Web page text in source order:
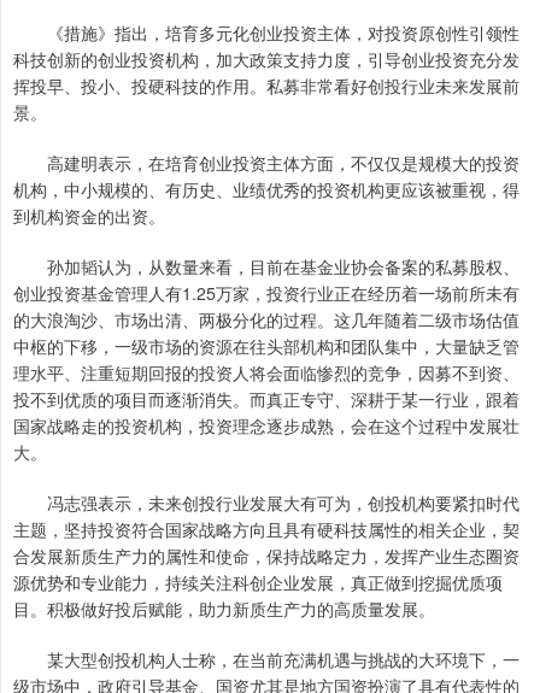
《措施》指出，培育多元化创业投资主体，对投资原创性引领性
科技创新的创业投资机构，加大政策支持力度，引导创业投资充分发
挥投早、投小、投硬科技的作用。私募非常看好创投行业未来发展前
景。
高建明表示，在培育创业投资主体方面，不仅仅是规模大的投资
机构，中小规模的、有历史、业绩优秀的投资机构更应该被重视，得
到机构资金的出资。
孙加韬认为，从数量来看，目前在基金业协会备案的私募股权、
创业投资基金管理人有1.25万家，投资行业正在经历着一场前所未有
的大浪淘沙、市场出清、两极分化的过程。这几年随着二级市场估值
中枢的下移，一级市场的资源在往头部机构和团队集中，大量缺乏管
理水平、注重短期回报的投资人将会面临惨烈的竞争，因募不到资、
投不到优质的项目而逐渐消失。而真正专守、深耕于某一行业，跟着
国家战略走的投资机构，投资理念逐步成熟，会在这个过程中发展壮
大。
冯志强表示，未来创投行业发展大有可为，创投机构要紧扣时代
主题，坚持投资符合国家战略方向且具有硬科技属性的相关企业，契
合发展新质生产力的属性和使命，保持战略定力，发挥产业生态圈资
源优势和专业能力，持续关注科创企业发展，真正做到挖掘优质项
目。积极做好投后赋能，助力新质生产力的高质量发展。
某大型创投机构人士称，在当前充满机遇与挑战的大环境下，一
级市场中，政府引导基金、国资尤其是地方国资扮演了具有代表性的